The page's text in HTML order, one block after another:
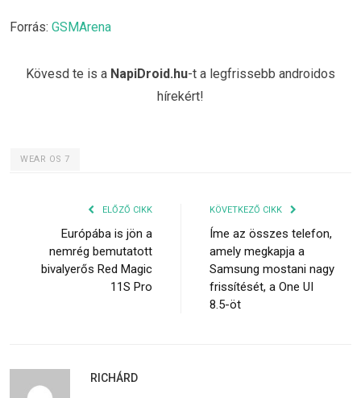
Forrás: GSMArena
Kövesd te is a NapiDroid.hu-t a legfrissebb androidos
hírekért!
WEAR OS 7
ELŐZŐ CIKK
Európába is jön a
nemrég bemutatott
bivalyerős Red Magic
11S Pro
KÖVETKEZŐ CIKK
Íme az összes telefon,
amely megkapja a
Samsung mostani nagy
frissítését, a One UI
8.5-öt
RICHÁRD